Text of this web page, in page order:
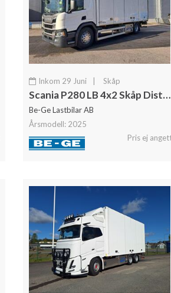
Inkom 29 Juni Skåp
Scania P280 LB 4x2 Skåp Distribution skåp
Be-Ge Lastbilar AB
Årsmodell: 2025
Pris ej